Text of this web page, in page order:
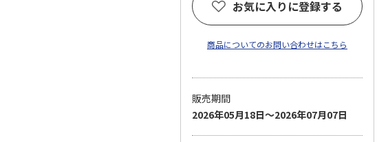
お気に入りに登録する
商品についてのお問い合わせはこちら
販売期間
2026年05月18日～2026年07月07日